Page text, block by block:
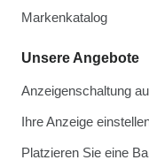
Markenkatalog
Unsere Angebote
Anzeigenschaltung
Ihre Anzeige
Platzieren Sie eine